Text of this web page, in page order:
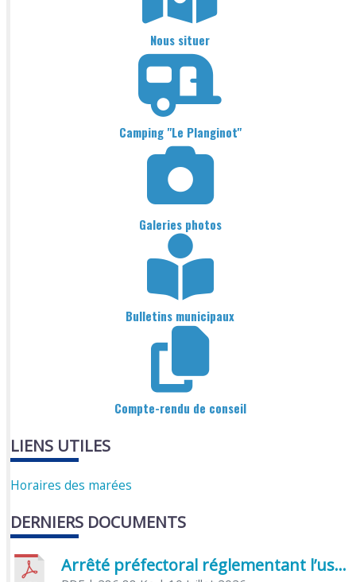
Nous situer
Camping "Le Planginot"
Galeries photos
Bulletins municipaux
Compte-rendu de conseil
LIENS UTILES
Horaires des marées
DERNIERS DOCUMENTS
Arrêté préfectoral réglementant l’usage de l’eau